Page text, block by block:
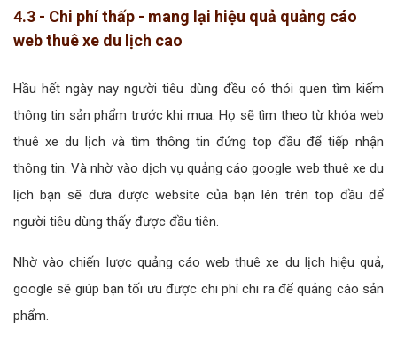
4.3 - Chi phí thấp - mang lại hiệu quả quảng cáo
web thuê xe du lịch cao
Hầu hết ngày nay người tiêu dùng đều có thói quen tìm kiếm
thông tin sản phẩm trước khi mua. Họ sẽ tìm theo từ khóa web
thuê xe du lịch và tìm thông tin đứng top đầu để tiếp nhận
thông tin. Và nhờ vào dịch vụ quảng cáo google web thuê xe du
lịch bạn sẽ đưa được website của bạn lên trên top đầu để
người tiêu dùng thấy được đầu tiên.
Nhờ vào chiến lược quảng cáo web thuê xe du lịch hiệu quả,
google sẽ giúp bạn tối ưu được chi phí chi ra để quảng cáo sản
phẩm.